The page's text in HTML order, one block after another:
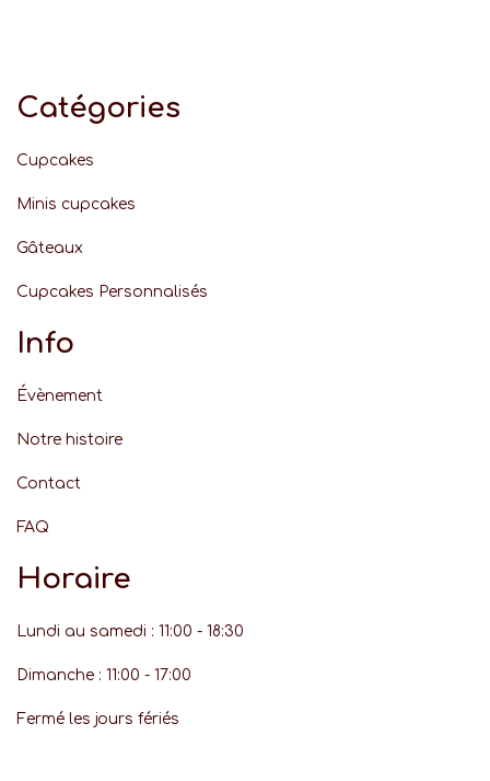
Catégories
Cupcakes
Minis cupcakes
Gâteaux
Cupcakes Personnalisés
Info
Évènement
Notre histoire
Contact
FAQ
Horaire
Lundi au samedi : 11:00 - 18:30
Dimanche : 11:00 - 17:00
Fermé les jours fériés